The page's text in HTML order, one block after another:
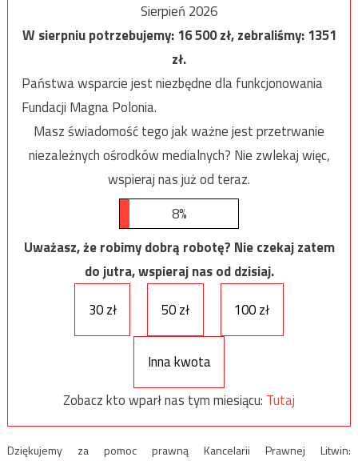
Sierpień 2026
W sierpniu potrzebujemy:16 500zł, zebraliśmy:1351
zł.
Państwa wsparcie jest niezbędne dla funkcjonowania
Fundacji Magna Polonia.
Masz świadomość tego jak ważne jest przetrwanie
niezależnych ośrodków medialnych? Nie zwlekaj więc,
wspieraj nas już od teraz.
8%
Uważasz, że robimy dobrą robotę? Nie czekaj zatem
do jutra, wspieraj nas od dzisiaj.
30 zł
50 zł 100 zł
Inna kwota
Zobacz kto wparł nas tym miesiącu: Tutaj
Dziękujemy za pomoc prawną Kancelarii Prawnej Litwin: